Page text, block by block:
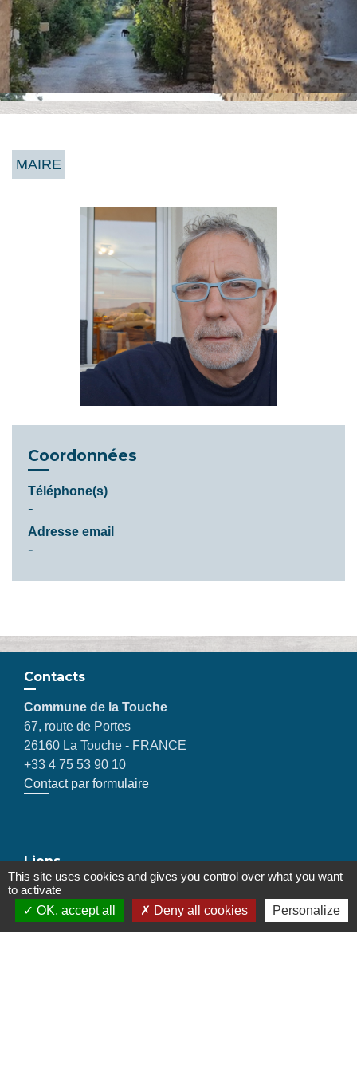
MAIRE
Coordonnées
Téléphone(s)
-
Adresse email
-
Contacts
Commune de la Touche
67, route de Portes
26160 La Touche - FRANCE
+33 4 75 53 90 10
Contact par formulaire
Liens
Montélimar Agglomération
Département de la Drôme
Conseil régional d'Auvergne Rhône-Alpes
This site uses cookies and gives you control over what you want
to activate
OK, accept all
Deny all cookies Personalize